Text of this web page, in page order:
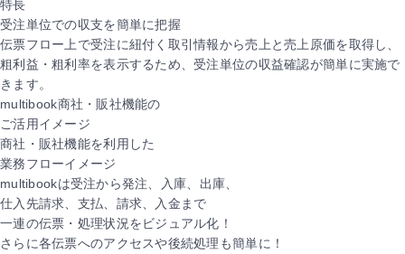
特長
受注単位での収支を簡単に把握
伝票フロー上で受注に紐付く取引情報から売上と売上原価を取得し、
粗利益・粗利率を表示するため、受注単位の収益確認が簡単に実施で
きます。
multibook商社・販社機能の
ご活用イメージ
商社・販社機能を利用した
業務フローイメージ
multibookは受注から発注、入庫、出庫、
仕入先請求、支払、請求、入金まで
一連の伝票・処理状況をビジュアル化！
さらに各伝票へのアクセスや後続処理も簡単に！